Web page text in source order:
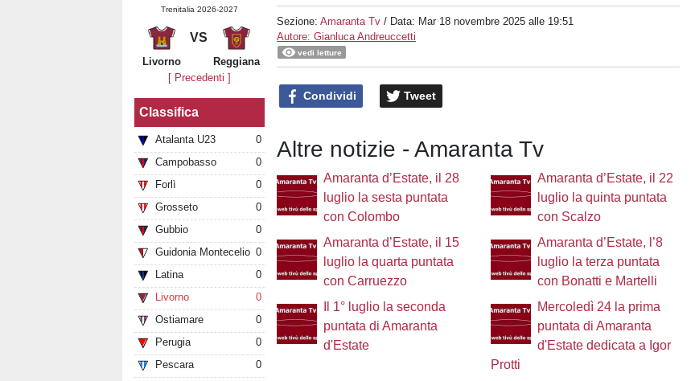
Trenitalia 2026-2027
VS
Livorno
Reggiana
[ Precedenti ]
Classifica
Atalanta U23
0
Campobasso
0
Forlì
0
Grosseto
0
Gubbio
0
Guidonia Montecelio 0
Latina
0
Livorno
0
Ostiamare
0
Perugia
0
Pescara
0
Sezione:Amaranta Tv / Data: Mar 18 novembre 2025 alle 19:51
Autore: Gianluca Andreuccetti
vedi letture
Condividi Tweet
Altre notizie - Amaranta Tv
Amaranta d’Estate, il 28
luglio la sesta puntata
con Colombo
Amaranta d’Estate, il 22
luglio la quinta puntata
con Scalzo
Amaranta d’Estate, il 15
luglio la quarta puntata
con Carruezzo
Amaranta d’Estate, l’8
luglio la terza puntata
con Bonatti e Martelli
Il 1° luglio la seconda
puntata di Amaranta
d'Estate
Mercoledì 24 la prima
puntata di Amaranta
d'Estate dedicata a Igor
Protti